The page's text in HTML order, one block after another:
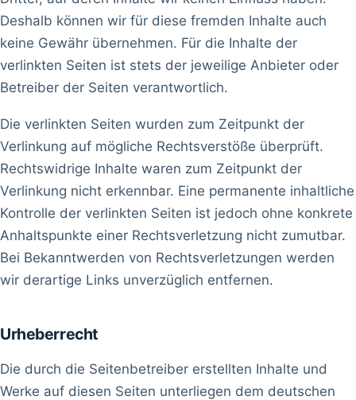
Deshalb können wir für diese fremden Inhalte auch
keine Gewähr übernehmen. Für die Inhalte der
verlinkten Seiten ist stets der jeweilige Anbieter oder
Betreiber der Seiten verantwortlich.
Die verlinkten Seiten wurden zum Zeitpunkt der
Verlinkung auf mögliche Rechtsverstöße überprüft.
Rechtswidrige Inhalte waren zum Zeitpunkt der
Verlinkung nicht erkennbar. Eine permanente inhaltliche
Kontrolle der verlinkten Seiten ist jedoch ohne konkrete
Anhaltspunkte einer Rechtsverletzung nicht zumutbar.
Bei Bekanntwerden von Rechtsverletzungen werden
wir derartige Links unverzüglich entfernen.
Urheberrecht
Die durch die Seitenbetreiber erstellten Inhalte und
Werke auf diesen Seiten unterliegen dem deutschen